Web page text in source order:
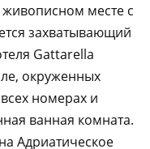
месте с
захватывающий
Gattarella
окруженных
номерах и
ванная комната.
Адриатическое